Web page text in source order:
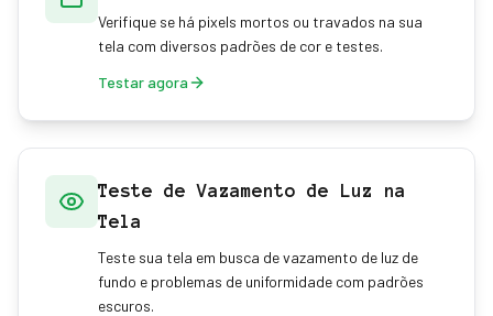
Verifique se há pixels mortos ou travados na sua
tela com diversos padrões de cor e testes.
Testar agora
Teste de Vazamento de Luz na
Tela
Teste sua tela em busca de vazamento de luz de
fundo e problemas de uniformidade com padrões
escuros.